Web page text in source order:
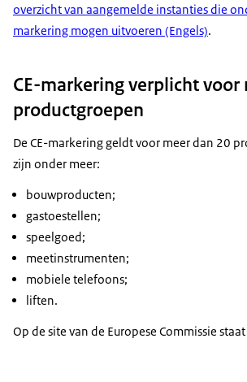
overzicht van aangemelde instanties die
markering mogen uitvoeren (Engels).
CE-markering verplicht voor
productgroepen
De CE-markering geldt voor meer dan 20
zijn onder meer:
bouwproducten;
gastoestellen;
speelgoed;
meetinstrumenten;
mobiele telefoons;
liften.
Op de site van de Europese Commissie